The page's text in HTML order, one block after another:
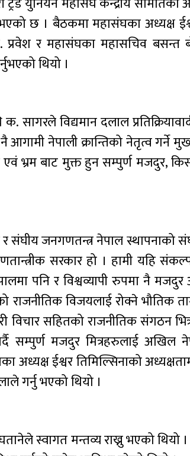
छ । बैठकमा महासंघका अध्यक्ष
र महासंघका महासचिव
थियो ।
सागरले विद्यमान दलाल
नेपाली क्रान्तिको नेतृत्व गर्ने
एवं भ्रम बाट मुक्त हुन सम्पुर्ण मजदुर,
संघीय जनगणतन्त्र नेपाल स्थापनाको
सरकार हो । हामी यहि
पनि र विश्वव्यापी रुपमा नै मजदुर
विजयलाई रोक्ने भौतिक
विचार सहितको राजनीतिक संगठन
सम्पुर्ण मजदुर मित्रहरुलाई अखिल
ईश्वर तिमिल्सिनाको
गर्नु भएको थियो ।
स्वागत मन्तव्य राख्नु भएको थियो